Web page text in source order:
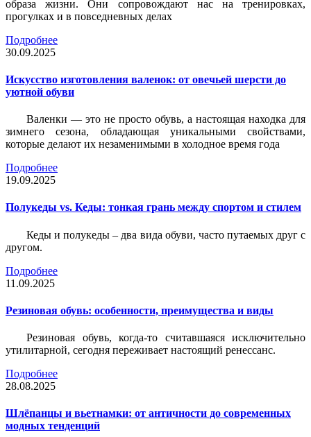
образа жизни. Они сопровождают нас на тренировках,
прогулках и в повседневных делах
Подробнее
30.09.2025
Искусство изготовления валенок: от овечьей шерсти до
уютной обуви
Валенки — это не просто обувь, а настоящая находка для
зимнего сезона, обладающая уникальными свойствами,
которые делают их незаменимыми в холодное время года
Подробнее
19.09.2025
Полукеды vs. Кеды: тонкая грань между спортом и стилем
Кеды и полукеды – два вида обуви, часто путаемых друг с
другом.
Подробнее
11.09.2025
Резиновая обувь: особенности, преимущества и виды
Резиновая обувь, когда-то считавшаяся исключительно
утилитарной, сегодня переживает настоящий ренессанс.
Подробнее
28.08.2025
Шлёпанцы и вьетнамки: от античности до современных
модных тенденций